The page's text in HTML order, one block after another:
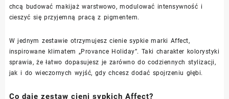
chcą budować makijaż warstwowo, modulować intensywność i
cieszyć się przyjemną pracą z pigmentem.
W jednym zestawie otrzymujesz cienie sypkie marki Affect,
inspirowane klimatem „Provance Holiday”. Taki charakter kolorystyki
sprawia, że łatwo dopasujesz je zarówno do codziennych stylizacji,
jak i do wieczornych wyjść, gdy chcesz dodać spojrzeniu głębi.
Co daje zestaw cieni sypkich Affect?